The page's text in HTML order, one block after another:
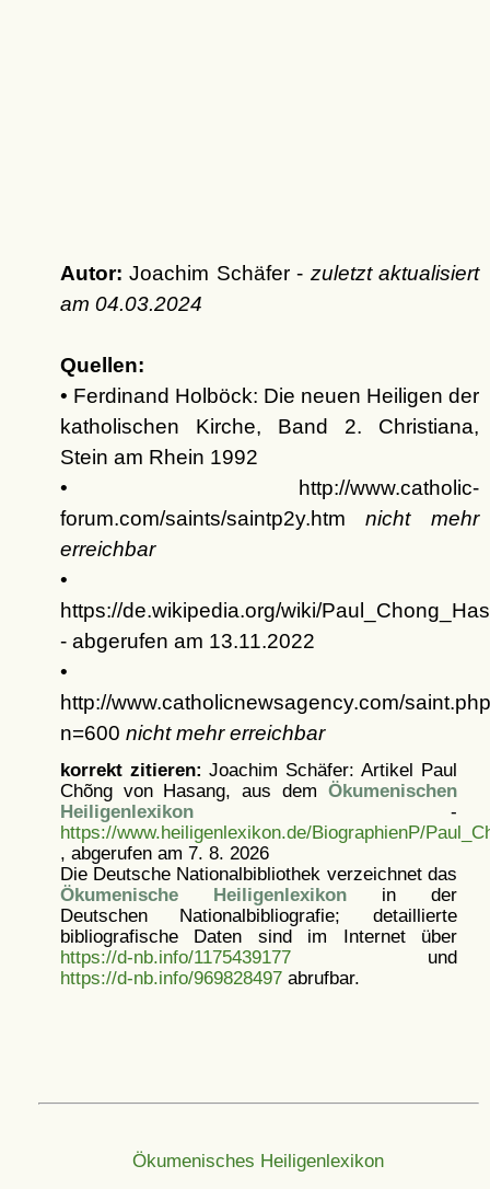
Autor: Joachim Schäfer - zuletzt aktualisiert
am 04.03.2024
Quellen:
• Ferdinand Holböck: Die neuen Heiligen der
katholischen Kirche, Band 2. Christiana,
Stein am Rhein 1992
• http://www.catholic-
forum.com/saints/saintp2y.htmnicht mehr
erreichbar
•
https://de.wikipedia.org/wiki/
- abgerufen am 13.11.2022
•
http://www.catholicnewsagency.com/
n=600 nicht mehr erreichbar
korrekt zitieren: Joachim Schäfer: Artikel Paul
Chõng von Hasang, aus dem Ökumenischen
Heiligenlexikon-
https://www.heiligenlexikon.de/BiographienP/
, abgerufen am 7. 8. 2026
Die Deutsche Nationalbibliothek verzeichnet das
Ökumenische Heiligenlexikonin der
Deutschen Nationalbibliografie; detaillierte
bibliografische Daten sind im Internet über
https://d-nb.info/1175439177und
https://d-nb.info/969828497abrufbar.
Ökumenisches Heiligenlexikon